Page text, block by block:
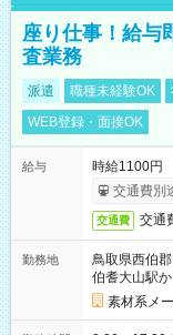
座り仕事！給与
査業務
派遣 職種未経験OK
WEB登録・面接OK
給与
時給1100円
交通費別
交通費 交通
勤務地
鳥取県西伯郡
伯耆大山駅
素材系メ